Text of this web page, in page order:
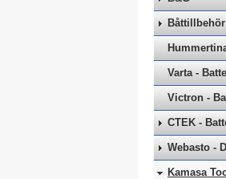
Båttillbehör
Varta -
Victron -
CTEK -
Webasto -
Kamasa